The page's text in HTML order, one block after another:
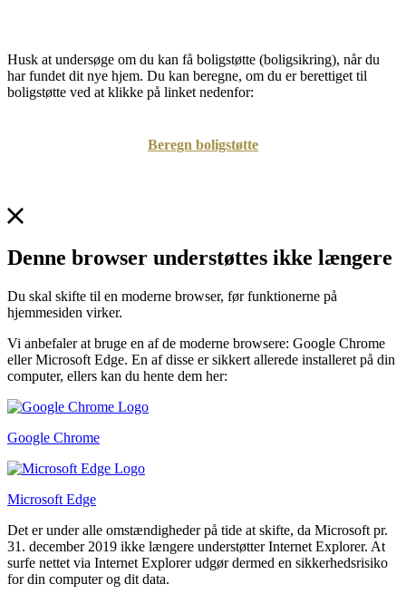
Husk at undersøge om du kan få boligstøtte (boligsikring), når du
har fundet dit nye hjem. Du kan beregne, om du er berettiget til
boligstøtte ved at klikke på linket nedenfor:
Beregn boligstøtte
Denne browser understøttes ikke længere
Du skal skifte til en moderne browser, før funktionerne på
hjemmesiden virker.
Vi anbefaler at bruge en af de moderne browsere: Google Chrome
eller Microsoft Edge. En af disse er sikkert allerede installeret på din
computer, ellers kan du hente dem her:
Google Chrome
Microsoft Edge
Det er under alle omstændigheder på tide at skifte, da Microsoft pr.
31. december 2019 ikke længere understøtter Internet Explorer. At
surfe nettet via Internet Explorer udgør dermed en sikkerhedsrisiko
for din computer og dit data.